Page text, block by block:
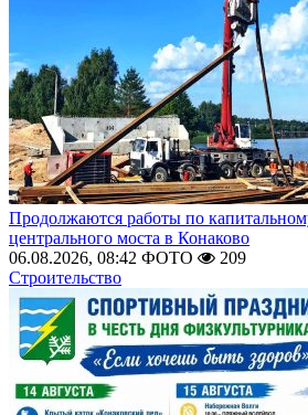
Продолжаются работы по
центрального моста в Конаково
06.08.2026, 08:42 ФОТО
209
Строительство